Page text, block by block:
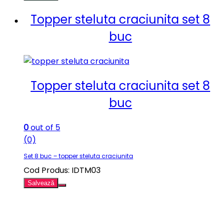
Topper steluta craciunita set 8
buc
Topper steluta craciunita set 8
buc
0out of 5
(0)
Set 8 buc – topper steluta craciunita
Cod Produs: IDTM03
Salvează